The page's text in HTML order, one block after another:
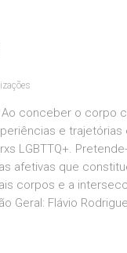
conceber o
e trajetórias
LGBTTQ+.
afetivas que
corpos e a
Geral: Flávio